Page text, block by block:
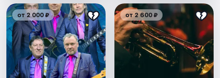
от 2 000 ₽ от 2 600 ₽